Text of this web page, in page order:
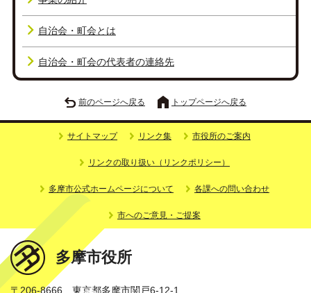
自治会・町会とは
自治会・町会の代表者の連絡先
前のページへ戻る トップページへ戻る
サイトマップ リンク集 市役所のご案内
リンクの取り扱い（リンクポリシー）
多摩市公式ホームページについて 各課への問い合わせ
市へのご意見・ご提案
多摩市役所
〒206-8666 東京都多摩市関戸6-12-1